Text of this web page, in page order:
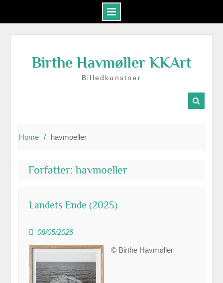
contentBirthe Havmøller KKArt
Billedkunstner
Home havmoeller
Forfatter:havmoeller
Landets Ende (2025)
08/05/2026
© Birthe Havmøller